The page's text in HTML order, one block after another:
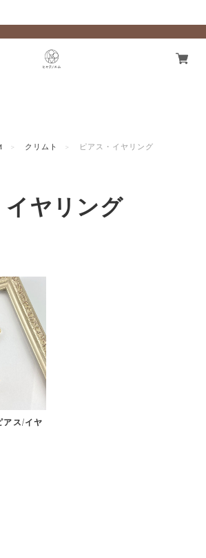
クリムト ピアス・イヤリング
イヤリング
アス/イヤ